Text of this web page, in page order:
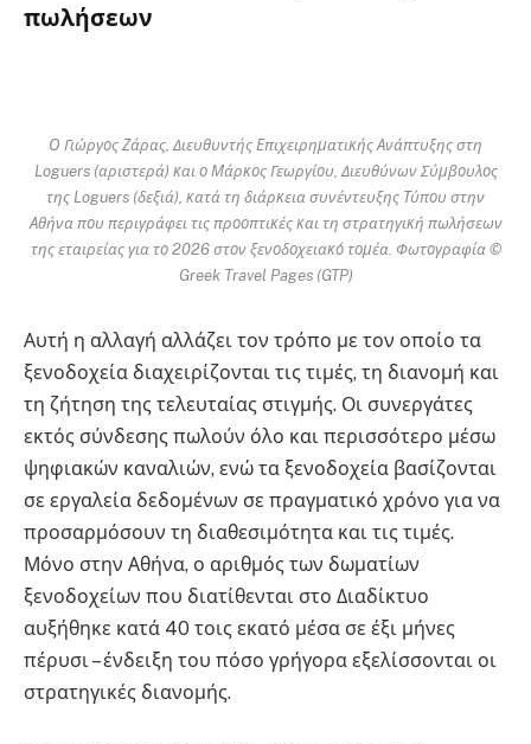
πωλήσεων
Ο Γιώργος Ζάρας, Διευθυντής Επιχειρηματικής Ανάπτυξης στη
Loguers (αριστερά) και ο Μάρκος Γεωργίου, Διευθύνων Σύμβουλος
της Loguers (δεξιά), κατά τη διάρκεια συνέντευξης Τύπου στην
Αθήνα που περιγράφει τις προοπτικές και τη στρατηγική πωλήσεων
της εταιρείας για το 2026 στον ξενοδοχειακό τομέα. Φωτογραφία ©
Greek Travel Pages (GTP)
Αυτή η αλλαγή αλλάζει τον τρόπο με τον οποίο τα
ξενοδοχεία διαχειρίζονται τις τιμές, τη διανομή και
τη ζήτηση της τελευταίας στιγμής. Οι συνεργάτες
εκτός σύνδεσης πωλούν όλο και περισσότερο μέσω
ψηφιακών καναλιών, ενώ τα ξενοδοχεία βασίζονται
σε εργαλεία δεδομένων σε πραγματικό χρόνο για να
προσαρμόσουν τη διαθεσιμότητα και τις τιμές.
Μόνο στην Αθήνα, ο αριθμός των δωματίων
ξενοδοχείων που διατίθενται στο Διαδίκτυο
αυξήθηκε κατά 40 τοις εκατό μέσα σε έξι μήνες
πέρυσι – ένδειξη του πόσο γρήγορα εξελίσσονται οι
στρατηγικές διανομής.